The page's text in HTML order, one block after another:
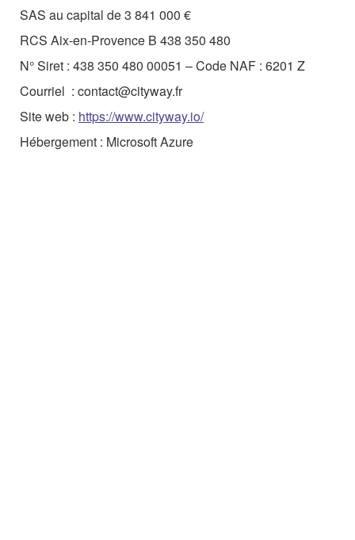
SAS au capital de 3 841 000 €
RCS Aix-en-Provence B 438 350 480
N° Siret : 438 350 480 00051 – Code NAF : 6201 Z
Courriel : contact@cityway.fr
Site web : https://www.cityway.io/
Hébergement : Microsoft Azure